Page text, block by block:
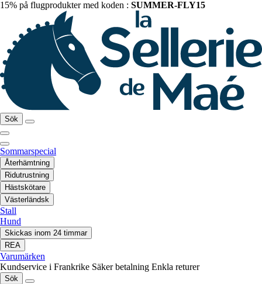
15% på flugprodukter med koden : SUMMER-FLY15
Sök
Sommarspecial
Återhämtning
Ridutrustning
Hästskötare
Västerländsk
Stall
Hund
Skickas inom 24 timmar
REA
Varumärken
Kundservice i Frankrike Säker betalning Enkla returer
Sök